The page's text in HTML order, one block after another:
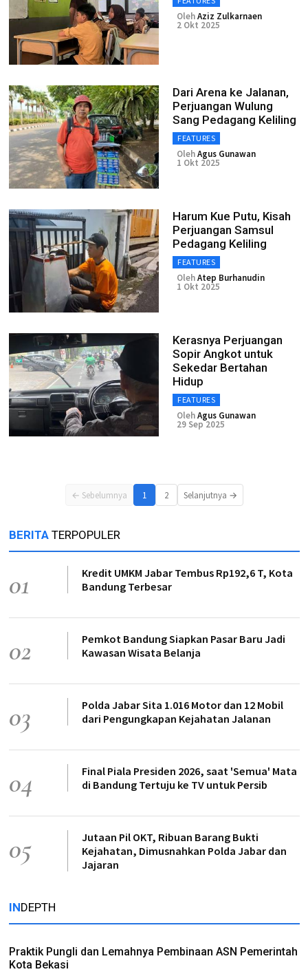
OlehAziz Zulkarnaen
2 Okt 2025
Dari Arena ke Jalanan,
Perjuangan Wulung
Sang Pedagang Keliling
FEATURES
OlehAgus Gunawan
1 Okt 2025
Harum Kue Putu, Kisah
Perjuangan Samsul
Pedagang Keliling
FEATURES
OlehAtep Burhanudin
1 Okt 2025
Kerasnya Perjuangan
Sopir Angkot untuk
Sekedar Bertahan
Hidup
FEATURES
OlehAgus Gunawan
29 Sep 2025
← Sebelumnya 1 2 Selanjutnya →
BERITA TERPOPULER
01
Kredit UMKM Jabar Tembus Rp192,6 T, Kota
Bandung Terbesar
02
Pemkot Bandung Siapkan Pasar Baru Jadi
Kawasan Wisata Belanja
03
Polda Jabar Sita 1.016 Motor dan 12 Mobil
dari Pengungkapan Kejahatan Jalanan
04
Final Piala Presiden 2026, saat 'Semua' Mata
di Bandung Tertuju ke TV untuk Persib
05
Jutaan Pil OKT, Ribuan Barang Bukti
Kejahatan, Dimusnahkan Polda Jabar dan
Jajaran
INDEPTH
Praktik Pungli dan Lemahnya Pembinaan ASN Pemerintah
Kota Bekasi